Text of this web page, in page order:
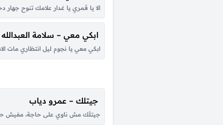
الا يا قمري يا غدار علامك تنوح
ابكي معي – سلامة العبدالله
ابكي معي يا نجوم ليل انتظاري مات
جيتلك – عمرو دياب
جيتلَك مش ناوي على حاجة، مفيش